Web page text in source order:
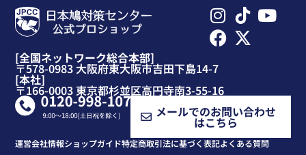
[全国ネットワーク総合本部]
〒578-0983 大阪府東大阪市吉田下島14-7
[本社]
〒166-0003 東京都杉並区高円寺南3-55-16
メールでのお問い合わせ
はこちら
運営会社情報ショップガイド特定商取引法に基づく表記よくある質問